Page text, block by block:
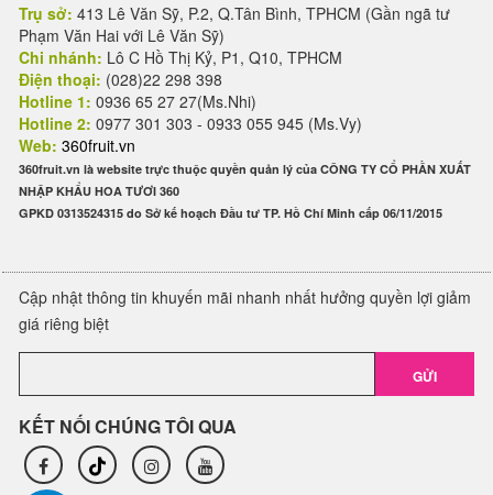
Trụ sở: 413 Lê Văn Sỹ, P.2, Q.Tân Bình, TPHCM (Gần ngã tư
Phạm Văn Hai với Lê Văn Sỹ)
Chi nhánh: Lô C Hồ Thị Kỷ, P1, Q10, TPHCM
Điện thoại: (028)22 298 398
Hotline 1: 0936 65 27 27(Ms.Nhi)
Hotline 2: 0977 301 303 - 0933 055 945 (Ms.Vy)
Web: 360fruit.vn
360fruit.vn là website trực thuộc quyền quản lý của CÔNG TY CỔ PHẦN XUẤT
NHẬP KHẨU HOA TƯƠI 360
GPKD 0313524315 do Sở kế hoạch Đầu tư TP. Hồ Chí Minh cấp 06/11/2015
Cập nhật thông tin khuyến mãi nhanh nhất hưởng quyền lợi giảm
giá riêng biệt
GỬI
KẾT NỐI CHÚNG TÔI QUA